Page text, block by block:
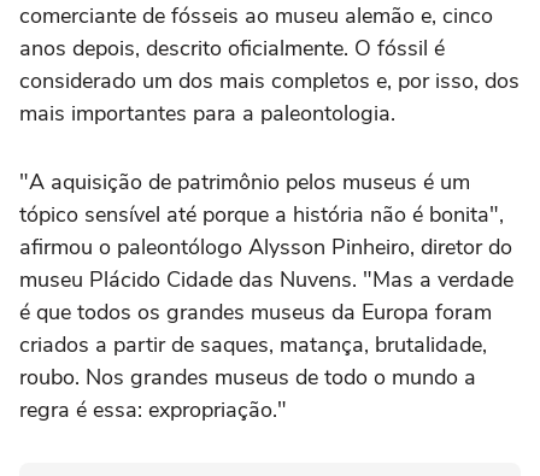
comerciante de fósseis ao museu alemão e, cinco
anos depois, descrito oficialmente. O fóssil é
considerado um dos mais completos e, por isso, dos
mais importantes para a paleontologia.
"A aquisição de patrimônio pelos museus é um
tópico sensível até porque a história não é bonita",
afirmou o paleontólogo Alysson Pinheiro, diretor do
museu Plácido Cidade das Nuvens. "Mas a verdade
é que todos os grandes museus da Europa foram
criados a partir de saques, matança, brutalidade,
roubo. Nos grandes museus de todo o mundo a
regra é essa: expropriação."